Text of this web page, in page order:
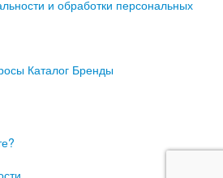
и обработки персональных
Каталог Бренды